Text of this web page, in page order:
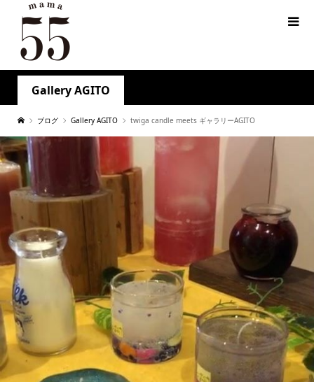
Gallery AGITO
ブログ Gallery AGITO twiga candle meets ギャラリーAGITO